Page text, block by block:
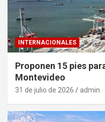
INTERNACIONALES
Proponen 15 pies
Montevideo
31 de julio de 2026 admin